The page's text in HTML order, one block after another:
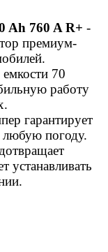
Ah 760 A R+ -
премиум-
70
работу
гарантирует
любую погоду.
устанавливать